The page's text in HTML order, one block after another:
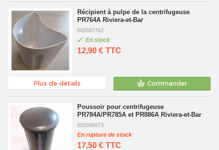
Récipient à pulpe de la centrifugeuse
PR764A Riviera-et-Bar
500587762
En stock
12,90 € TTC
Plus de détails Commander
Poussoir pour centrifugeuse
PR784A/PR785A et PR886A Riviera-et-Bar
500590973
En rupture de stock
17,50 € TTC